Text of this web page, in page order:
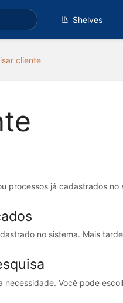
Shelves
cliente
processos já cadastrados no
no sistema. Mais
Você pode